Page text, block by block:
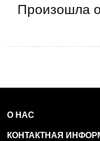
Произошла
О НАС
КОНТАКТНАЯ